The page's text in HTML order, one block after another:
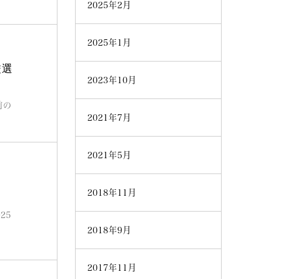
の
2025年2月
2025年1月
2023年10月
2021年7月
2021年5月
2018年11月
2018年9月
2017年11月